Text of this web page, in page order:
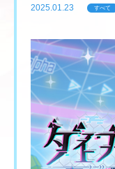
2025.01.23 すべて